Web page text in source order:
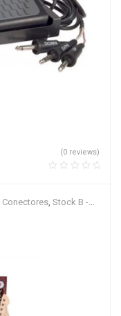
(0 reviews)
Conectores, Stock B -